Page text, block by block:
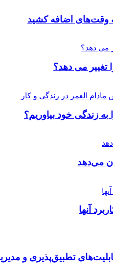
وقت‌های اضافه کشید
می دهد؟
زندگی خود بیاوریم؟
می‌دهد
آنها
تطبیق‌پذیری و